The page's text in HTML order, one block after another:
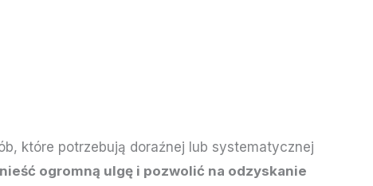
które potrzebują doraźnej lub systematycznej
ogromną ulgę i pozwolić na odzyskanie